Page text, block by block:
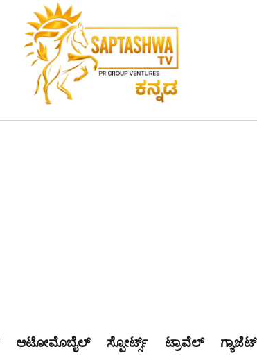
ಆಟೋಮೊಬೈಲ್ ಸ್ಪೋರ್ಟ್ಸ್ ಟ್ರಾವೆಲ್ ಗ್ಯಾಜೆಟ್